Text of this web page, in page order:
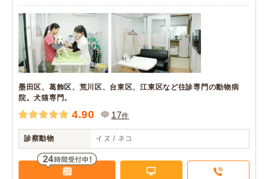
墨田区、葛飾区、荒川区、台東区、江東区など往診専門の動物病
院。犬猫専門。
4.90 17件
診察動物 イヌ / ネコ